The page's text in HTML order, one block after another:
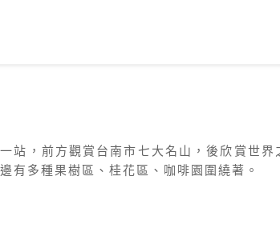
站，前方觀賞台南市七大名山，後欣賞世
有多種果樹區、桂花區、咖啡園圍繞著。